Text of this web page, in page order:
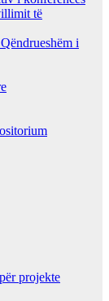
të
i
projekte